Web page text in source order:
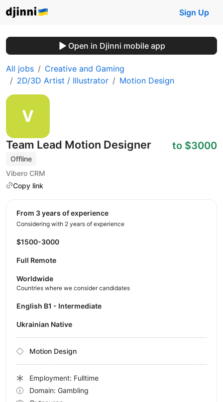
Sign Up
Open in Djinni mobile app
All jobs
Creative and Gaming
2D/3D Artist / Illustrator
Motion Design
Team Lead Motion Designer
Offline
Vibero CRM
Copy link
to $3000
from 3 years of experience
Considering with 2 years of experience
$1500-3000
Full Remote
Worldwide
Countries where we consider candidates
English B1 - Intermediate
Ukrainian Native
Motion Design
Employment: Fulltime
Domain: Gambling